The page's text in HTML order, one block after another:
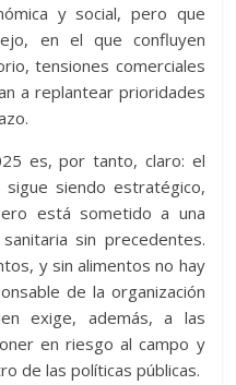
y social, pero que
en el que confluyen
tensiones comerciales
a replantear prioridades
es, por tanto, claro: el
siendo estratégico,
está sometido a una
sin precedentes.
y sin alimentos no hay
de la organización
exige, además, a las
en riesgo al campo y
de las políticas públicas.